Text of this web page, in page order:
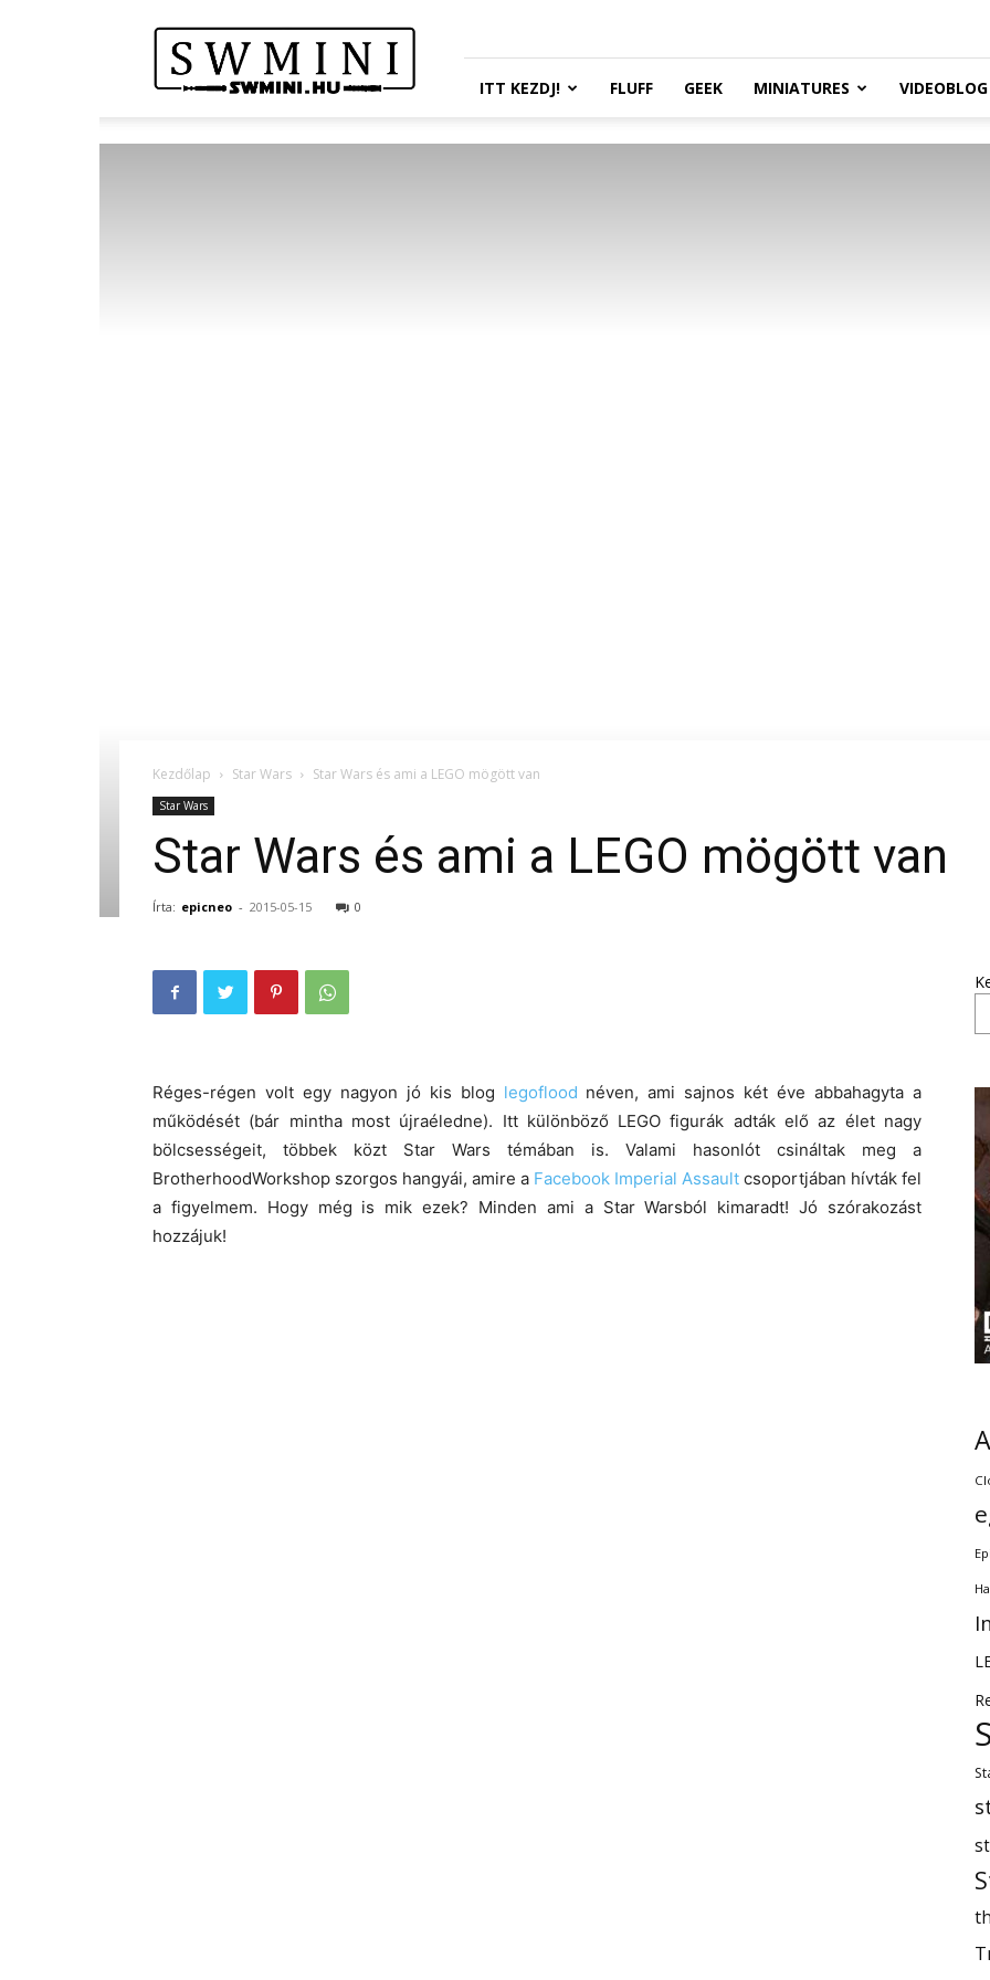
Wars
Miniatures
Portál
ITT KEZDJ! FLUFF GEEK MINIATURES VIDEOBLOG
Kezdőlap Star Wars Star Wars és ami a LEGO mögött van
Star Wars
Star Wars és ami a LEGO mögött van
Írta: epicneo - 2015-05-15 0
Réges-régen volt egy nagyon jó kis blog legoflood néven, ami sajnos két éve abbahagyta a
működését (bár mintha most újraéledne). Itt különböző LEGO figurák adták elő az élet nagy
bölcsességeit, többek közt Star Wars témában is. Valami hasonlót csináltak meg a
BrotherhoodWorkshop szorgos hangyái, amire a Facebook Imperial Assault csoportjában hívták fel
a figyelmem. Hogy még is mik ezek? Minden ami a Star Warsból kimaradt! Jó szórakozást
hozzájuk!